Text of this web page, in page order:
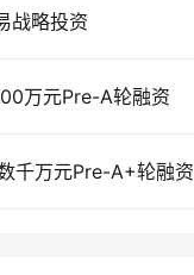
战略投资
万元Pre-A轮融资
千万元Pre-A+轮融资